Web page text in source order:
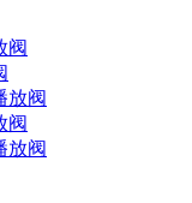
阀
放阀
阀
放阀